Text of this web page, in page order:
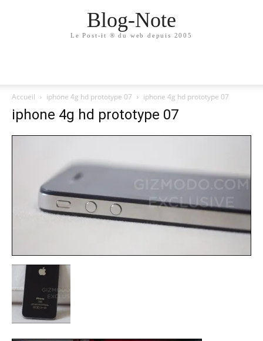
Blog-Note
Le Post-it ® du web depuis 2005
Accueil iphone 4g hd prototype 07 iphone 4g hd prototype 07
iphone 4g hd prototype 07